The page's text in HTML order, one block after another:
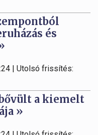
és
| Utolsó frissítés:
a kiemelt
»